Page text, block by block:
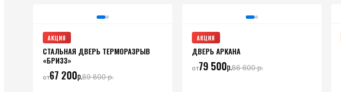
АКЦИЯ
СТАЛЬНАЯ ДВЕРЬ ТЕРМОРАЗРЫВ
«БРИЗЗ»
от67 200р.89 800р.
АКЦИЯ
ДВЕРЬ АРКАНА
от79 500р.86 600р.